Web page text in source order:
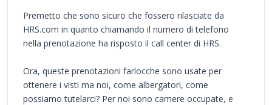
Premetto che sono sicuro che fossero rilasciate da
HRS.com in quanto chiamando il numero di telefono
nella prenotazione ha risposto il call center di HRS.
Ora, queste prenotazioni farlocche sono usate per
ottenere i visti ma noi, come albergatori, come
possiamo tutelarci? Per noi sono camere occupate, e